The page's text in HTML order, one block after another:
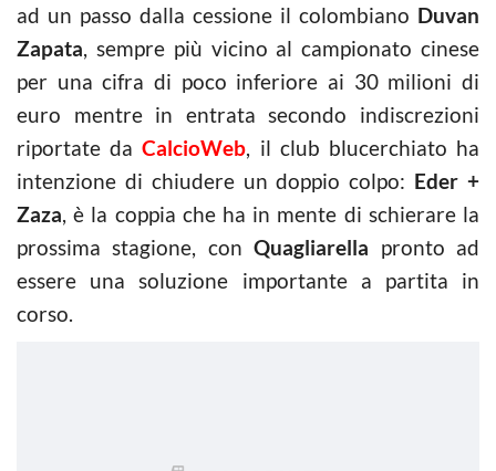
ad un passo dalla cessione il colombiano Duvan
Zapata, sempre più vicino al campionato cinese
per una cifra di poco inferiore ai 30 milioni di
euro mentre in entrata secondo indiscrezioni
riportate daCalcioWeb, il club blucerchiato ha
intenzione di chiudere un doppio colpo: Eder +
Zaza, è la coppia che ha in mente di schierare la
prossima stagione, conQuagliarella pronto ad
essere una soluzione importante a partita in
corso.